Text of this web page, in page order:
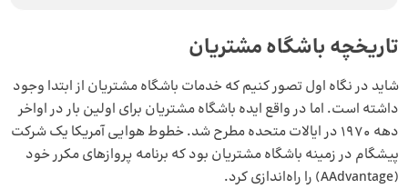
تاریخچه باشگاه مشتریان
شاید در نگاه اول تصور کنیم که خدمات باشگاه مشتریان از ابتدا وجود
داشته است. اما در واقع ایده باشگاه مشتریان برای اولین بار در اواخر
دهه 1970 در ایالات متحده مطرح شد. خطوط هوایی آمریکا یک شرکت
پیشگام در زمینه باشگاه مشتریان بود که برنامه پروازهای مکرر خود
(AAdvantage) را راه‌اندازی کرد.